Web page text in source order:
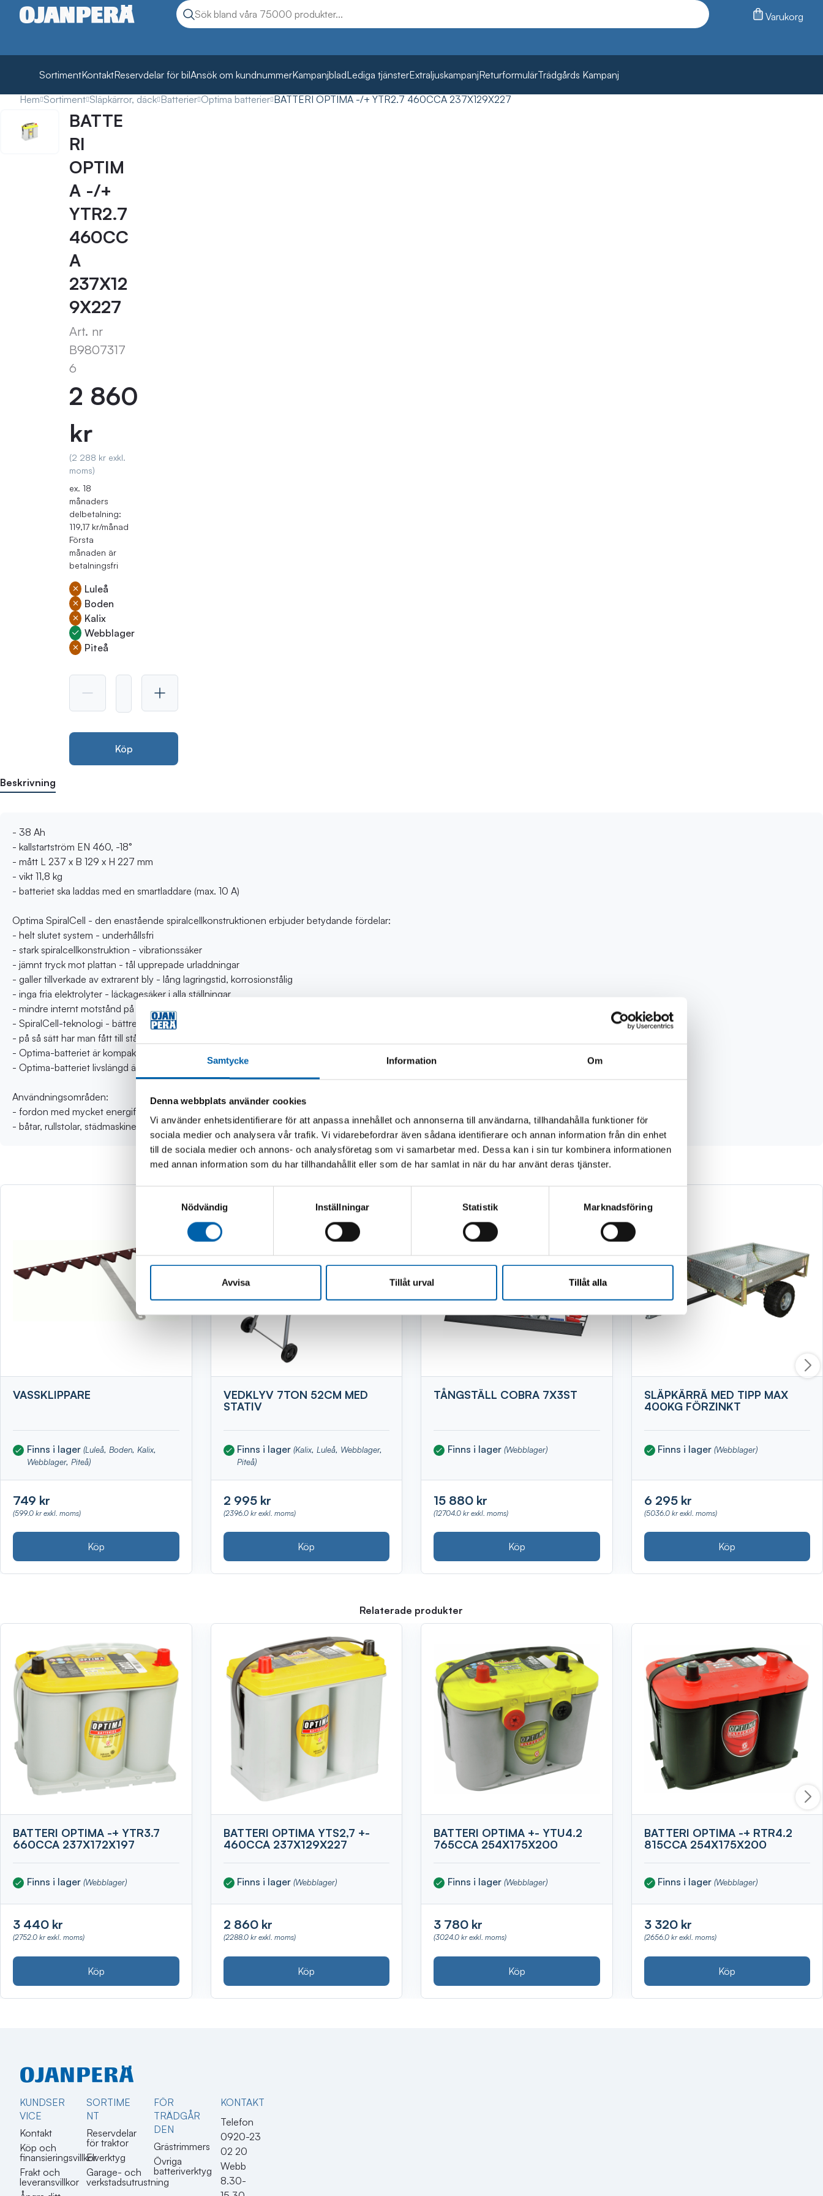
Samtycke Information Om
Denna webbplats använder cookies
Vi använder enhetsidentifierare för att anpassa innehållet och annonserna till användarna, tillhandahålla funktioner för
sociala medier och analysera vår trafik. Vi vidarebefordrar även sådana identifierare och annan information från din enhet
till de sociala medier och annons- och analysföretag som vi samarbetar med. Dessa kan i sin tur kombinera informationen
med annan information som du har tillhandahållit eller som de har samlat in när du har använt deras tjänster.
Nödvändig
Inställningar Statistik Marknadsföring
Avvisa Tillåt urval Tillåt alla
Sök produkter
Sök Varukorg
SortimentKontaktReservdelar för bilAnsök om kundnummerKampanjbladLediga tjänsterExtraljuskampanjReturformulärTrädgårds Kampanj
Hem Sortiment Släpkärror, däck Batterier Optima batterier BATTERI OPTIMA -/+ YTR2.7 460CCA 237X129X227
BATTE
RI
OPTIM
A -/+
YTR2.7
460CC
A
237X12
9X227
Art. nr
B9807317
6
2 860
kr
(2 288 kr exkl.
moms)
ex. 18
månaders
delbetalning:
119,17 kr/månad
Första
månaden är
betalningsfri
Luleå
Boden
Kalix
Webblager
Piteå
Köp
Beskrivning
- 38 Ah
- kallstartström EN 460, -18°
- mått L 237 x B 129 x H 227 mm
- vikt 11,8 kg
- batteriet ska laddas med en smartladdare (max. 10 A)
Optima SpiralCell - den enastående spiralcellkonstruktionen erbjuder betydande fördelar:
- helt slutet system - underhållsfri
- stark spiralcellkonstruktion - vibrationssäker
- jämnt tryck mot plattan - tål upprepade urladdningar
- galler tillverkade av extrarent bly - lång lagringstid, korrosionstålig
- inga fria elektrolyter - läckagesäker i alla ställningar
- mindre internt motstånd på grund av de större ytorna - snabbare uppladdning, bättre prestanda
- SpiralCell-teknologi - bättre tålighet i extrema temperaturer, t.o.m. -40°C till +60°C
- på så sätt har man fått till stånd en helt sluten, underhållsfri, vibrationstålig konstruktion som garanterar bästa prestanda i liten storlek
- Optima-batteriet är kompakt, stadig och lätt att installera (kan installeras i valfritt läge)
- Optima-batteriet livslängd är 3-5 gånger längre än ett vanligt blybatteris
Användningsområden:
- fordon med mycket energiförbrukande tillbehör t.ex. extra värmare
- båtar, rullstolar, städmaskiner, vibratorplattor
Andra köpte även
VASSKLIPPARE
Finns i lager (Luleå, Boden, Kalix,
Webblager, Piteå)
749 kr
(599.0 kr exkl. moms)
Köp
VEDKLYV 7TON 52CM MED
STATIV
Finns i lager(Kalix, Luleå, Webblager,
Piteå)
2 995 kr
(2396.0 kr exkl. moms)
Köp
TÅNGSTÄLL COBRA 7X3ST
Finns i lager (Webblager)
15 880 kr
(12704.0 kr exkl. moms)
Köp
SLÄPKÄRRÄ MED TIPP MAX
400KG FÖRZINKT
Finns i lager(Webblager)
6 295 kr
(5036.0 kr exkl. moms)
Köp
Relaterade produkter
BATTERI OPTIMA -+ YTR3.7
660CCA 237X172X197
Finns i lager (Webblager)
3 440 kr
(2752.0 kr exkl. moms)
Köp
BATTERI OPTIMA YTS2,7 +-
460CCA 237X129X227
Finns i lager(Webblager)
2 860 kr
(2288.0 kr exkl. moms)
Köp
BATTERI OPTIMA +- YTU4.2
765CCA 254X175X200
Finns i lager (Webblager)
3 780 kr
(3024.0 kr exkl. moms)
Köp
BATTERI OPTIMA -+ RTR4.2
815CCA 254X175X200
Finns i lager(Webblager)
3 320 kr
(2656.0 kr exkl. moms)
Köp
KUNDSER
VICE
Kontakt
Köp och
finansieringsvillkor
Frakt och
leveransvillkor
SORTIME
NT
Reservdelar
för traktor
Elverktyg
Garage- och
verkstadsutrustning
FÖR
TRÄDGÅR
DEN
Grästrimmers
Övriga
batteriverktyg
KONTAKT​
Telefon
0920-23
02 20
Webb
8.30-